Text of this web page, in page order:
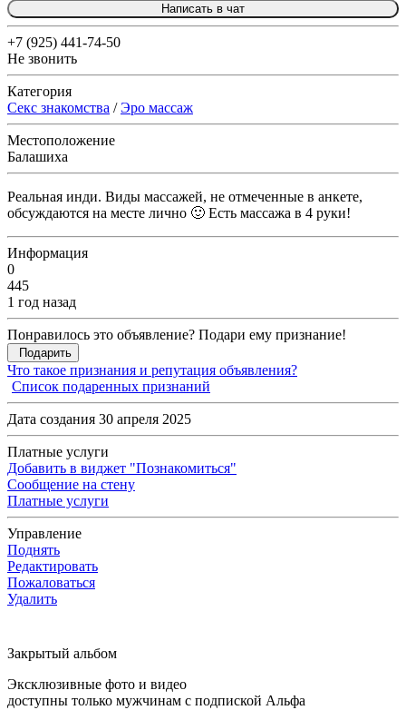
Написать в чат
+7 (925) 441-74-50
Не звонить
Категория
Секс знакомства /Эро массаж
Местоположение
Балашиха
Реальная инди. Виды массажей, не отмеченные в анкете,
обсуждаются на месте лично 🙂 Есть массажа в 4 руки!
Информация
0
445
1 год назад
Понравилось это объявление? Подари ему признание!
Подарить
Что такое признания и репутация объявления?
Список подаренных признаний
Дата создания 30 апреля 2025
Платные услуги
Добавить в виджет "Познакомиться"
Сообщение на стену
Платные услуги
Управление
Поднять
Редактировать
Пожаловаться
Удалить
Закрытый альбом
Эксклюзивные фото и видео
доступны только мужчинам с подпиской Альфа